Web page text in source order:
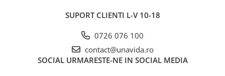
SUPORT CLIENTI L-V 10-18
0726 076 100
contact@unavida.ro
SOCIAL URMARESTE-NE IN SOCIAL MEDIA